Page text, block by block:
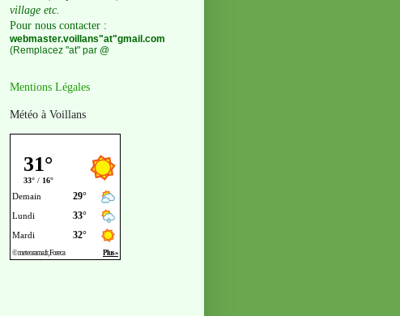
village etc.
Pour nous contacter :
webmaster.voillans"at"gmail.com
(Remplacez "at" par @
Mentions Légales
Météo à Voillans